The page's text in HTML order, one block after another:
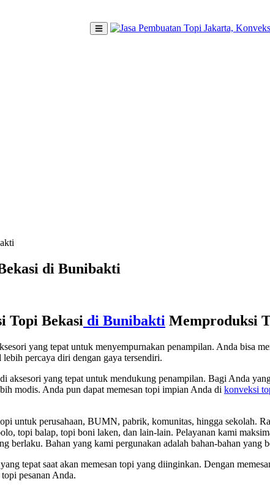
di Bunibakti
Topi Bekasi di Bunibakti Memproduksi
yang tepat untuk menyempurnakan penampilan. Anda bisa
percaya diri dengan gaya tersendiri.
yang tepat untuk mendukung penampilan. Bagi Anda
modis. Anda pun dapat memesan topi impian Anda di konveksi
untuk perusahaan, BUMN, pabrik, komunitas, hingga sekolah.
topi balap, topi boni laken, dan lain-lain. Pelayanan kami
berlaku. Bahan yang kami pergunakan adalah bahan-bahan yang
tepat saat akan memesan topi yang diinginkan. Dengan
pesanan Anda.